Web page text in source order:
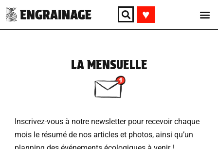
♥︎
LA MENSUELLE
Inscrivez-vous à notre newsletter pour recevoir chaque
mois le résumé de nos articles et photos, ainsi qu’un